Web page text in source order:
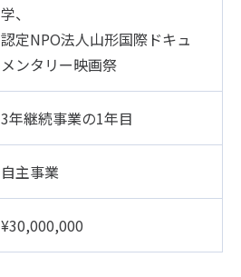
学、
認定NPO法人山形国際ドキュ
メンタリー映画祭
3年継続事業の1年目
自主事業
¥30,000,000